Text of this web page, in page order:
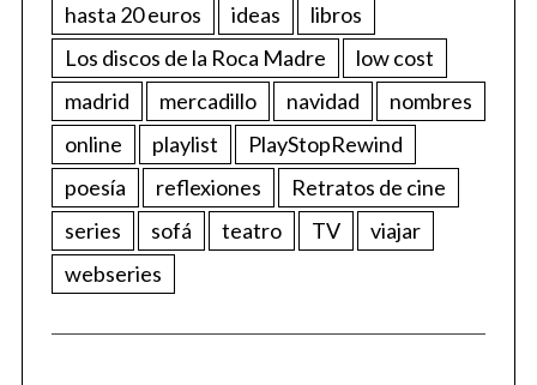
hasta 20 euros
ideas
libros
Los discos de la Roca Madre
low cost
madrid
mercadillo navidad
nombres
online
playlist
PlayStopRewind
poesía
reflexiones
Retratos de cine
series
sofá teatro TV
viajar
webseries